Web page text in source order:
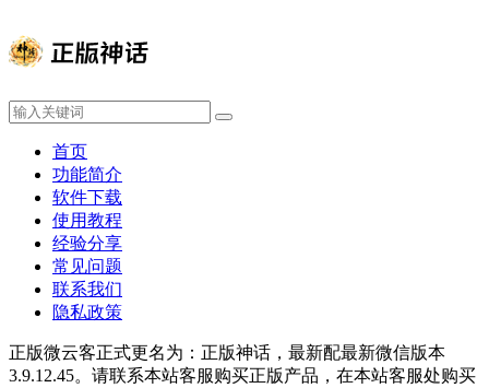
首页
功能简介
软件下载
使用教程
经验分享
常见问题
联系我们
隐私政策
正版微云客正式更名为：正版神话，最新配最新微信版本
3.9.12.45。请联系本站客服购买正版产品，在本站客服处购买